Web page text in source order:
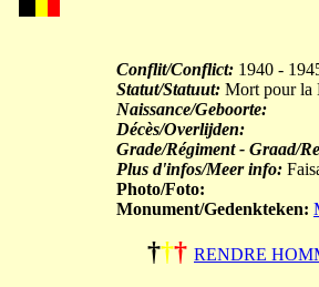
Conflit/Conflict: 1940 -
Statut/Statuut: Mort pour la
Naissance/Geboorte:
Décès/Overlijden:
Grade/Régiment - Graad/
Plus d'infos/Meer info:
Photo/Foto:
Monument/Gedenkteken:
††† RENDRE